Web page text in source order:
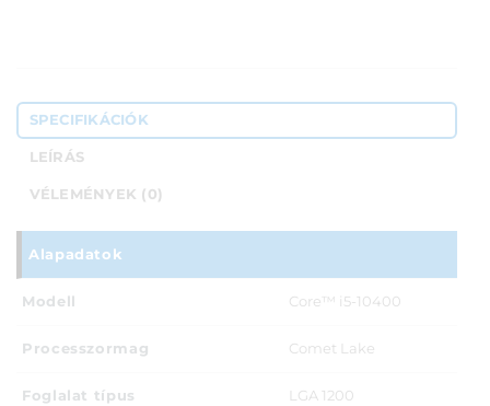
SPECIFIKÁCIÓK
LEÍRÁS
VÉLEMÉNYEK (0)
Alapadatok
Modell Core™ i5-10400
Processzormag Comet Lake
Foglalat típus LGA 1200